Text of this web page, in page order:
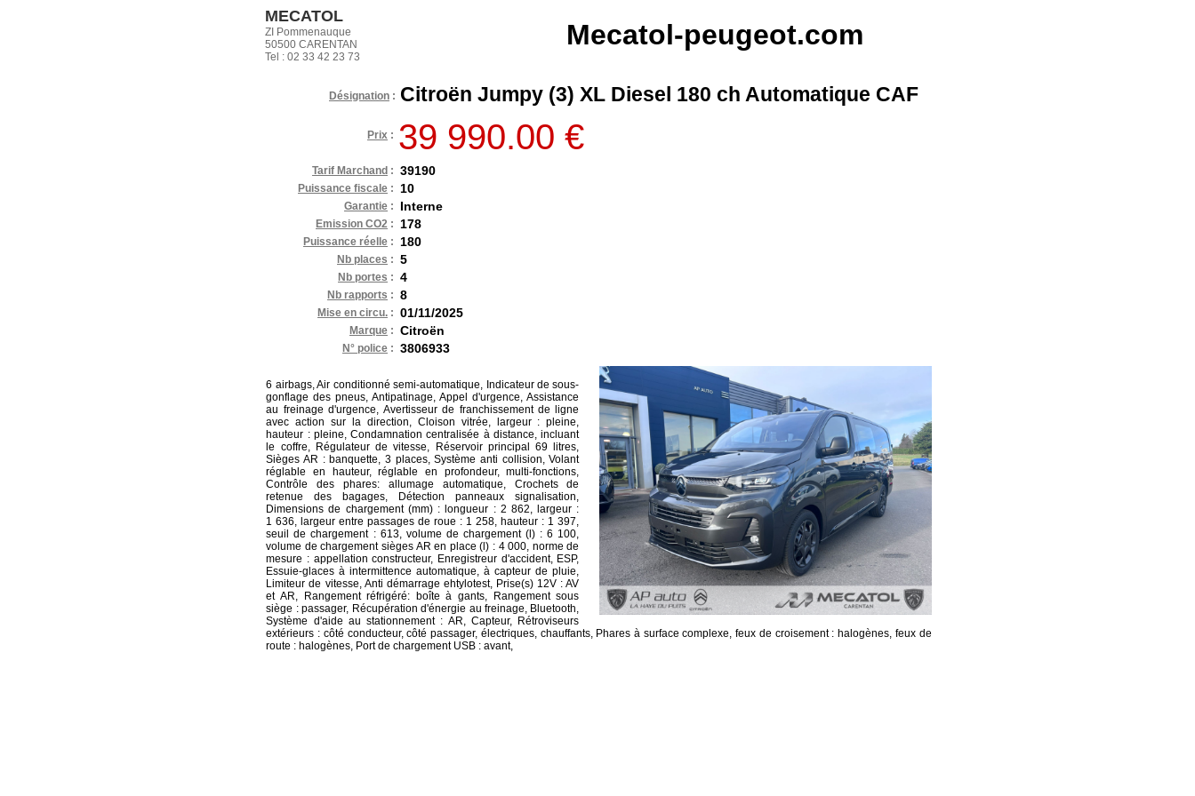
MECATOL
ZI Pommenauque
50500 CARENTAN
Tel : 02 33 42 23 73
Mecatol-peugeot.com
Désignation : Citroën Jumpy (3) XL Diesel 180 ch Automatique CAF
Prix : 39 990.00 €
Tarif Marchand : 39190
Puissance fiscale : 10
Garantie : Interne
Emission CO2 : 178
Puissance réelle : 180
Nb places : 5
Nb portes : 4
Nb rapports : 8
Mise en circu. : 01/11/2025
Marque : Citroën
N° police : 3806933
6 airbags, Air conditionné semi-automatique, Indicateur de sous-
gonflage des pneus, Antipatinage, Appel d'urgence, Assistance
au freinage d'urgence, Avertisseur de franchissement de ligne
avec action sur la direction, Cloison vitrée, largeur : pleine,
hauteur : pleine, Condamnation centralisée à distance, incluant
le coffre, Régulateur de vitesse, Réservoir principal 69 litres,
Sièges AR : banquette, 3 places, Système anti collision, Volant
réglable en hauteur, réglable en profondeur, multi-fonctions,
Contrôle des phares: allumage automatique, Crochets de
retenue des bagages, Détection panneaux signalisation,
Dimensions de chargement (mm) : longueur : 2 862, largeur :
1 636, largeur entre passages de roue : 1 258, hauteur : 1 397,
seuil de chargement : 613, volume de chargement (l) : 6 100,
volume de chargement sièges AR en place (l) : 4 000, norme de
mesure : appellation constructeur, Enregistreur d'accident, ESP,
Essuie-glaces à intermittence automatique, à capteur de pluie,
Limiteur de vitesse, Anti démarrage ehtylotest, Prise(s) 12V : AV
et AR, Rangement réfrigéré: boîte à gants, Rangement sous
siège : passager, Récupération d'énergie au freinage, Bluetooth,
Système d'aide au stationnement : AR, Capteur, Rétroviseurs
extérieurs : côté conducteur, côté passager, électriques, chauffants, Phares à surface complexe, feux de croisement : halogènes, feux de
route : halogènes, Port de chargement USB : avant,